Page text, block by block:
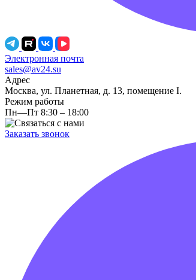
Электронная почта
sales@av24.su
Адрес
Москва, ул. Планетная, д. 13, помещение I.
Режим работы
Пн—Пт 8:30 – 18:00
Заказать звонок